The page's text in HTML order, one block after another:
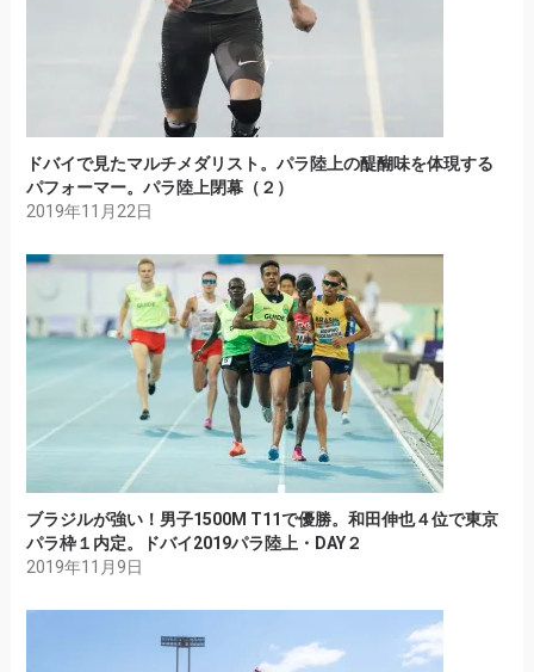
ドバイで見たマルチメダリスト。パラ陸上の醍醐味を体現する
パフォーマー。パラ陸上閉幕（２）
2019年11月22日
ブラジルが強い！男子1500M T11で優勝。和田伸也４位で東京
パラ枠１内定。ドバイ2019パラ陸上・DAY２
2019年11月9日